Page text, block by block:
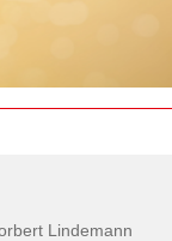
Lindemann